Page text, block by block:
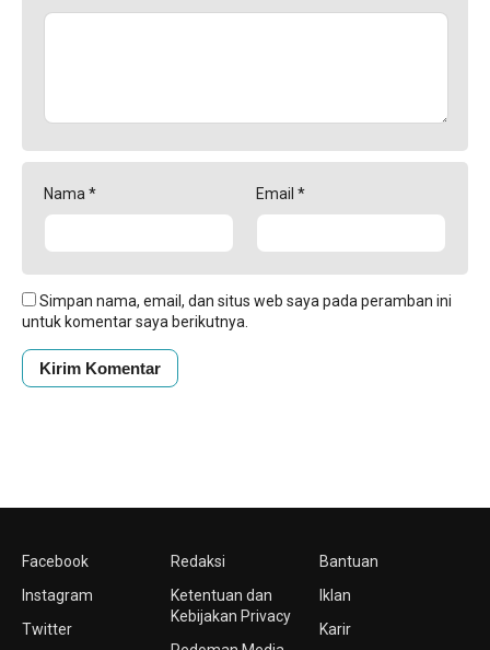
Nama * Email *
Simpan nama, email, dan situs web saya pada peramban ini
untuk komentar saya berikutnya.
Facebook
Instagram
Twitter
Redaksi
Ketentuan dan
Kebijakan Privacy
Bantuan
Iklan
Karir